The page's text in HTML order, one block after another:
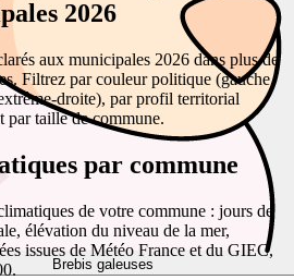
Brebis galeuses
2026
aux municipales 2026 dans plus de
Filtrez par couleur politique (gauche,
droite), par profil territorial
par taille de commune.
par commune
de votre commune : jours de
élévation du niveau de la mer,
issues de Météo France et du GIEC,